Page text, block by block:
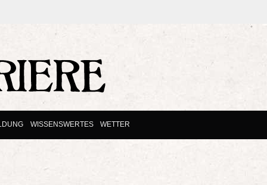
WISSENSWERTES WETTER